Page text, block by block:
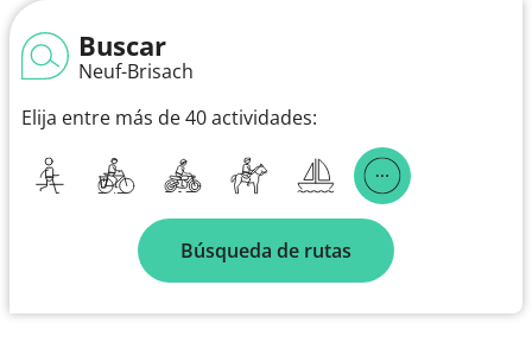
Buscar
Neuf-Brisach
Elija entre más de 40 actividades:
Búsqueda de rutas